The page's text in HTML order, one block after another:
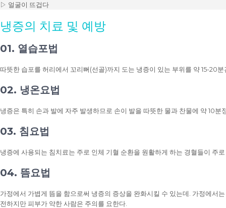
▷ 얼굴이 뜨겁다
냉증의 치료 및 예방
01. 열습포법
따뜻한 습포를 허리에서 꼬리뻐(선골)까지 도는 냉증이 있는 부위를 약 15-20분
02. 냉온요법
냉증은 특히 손과 발에 자주 발생하므로 손이 발을 따뜻한 물과 찬물에 약 10
03. 침요법
냉증에 사용되는 침치료는 주로 인체 기혈 순환을 원활하게 하는 경혈들이 주
04. 뜸요법
가정에서 가볍게 뜸을 함으로써 냉증의 증상을 완화시킬 수 있는데. 가정에서
전하지만 피부가 약한 사람은 주의를 요한다.